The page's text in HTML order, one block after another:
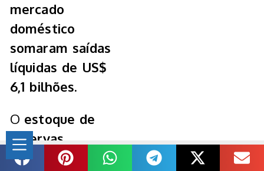
mercado
doméstico
somaram saídas
líquidas de US$
6,1 bilhões.
O estoque de
reservas
internacionais